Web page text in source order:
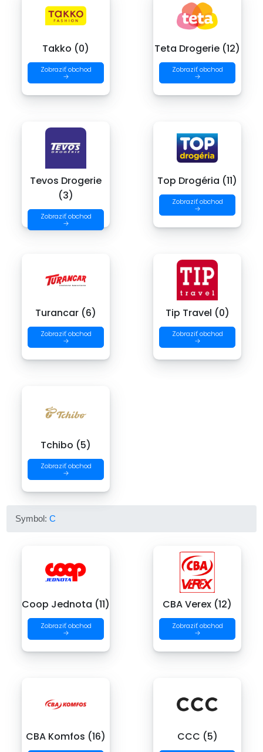
Takko (0)
Zobraziť obchod
→
Teta Drogerie (12)
Zobraziť obchod
→
Tevos Drogerie
(3)
Zobraziť obchod
→
Top Drogéria (11)
Zobraziť obchod
→
Turancar (6)
Zobraziť obchod
→
Tip Travel (0)
Zobraziť obchod
→
Tchibo (5)
Zobraziť obchod
→
Symbol:C
Coop Jednota (11)
Zobraziť obchod
→
CBA Verex (12)
Zobraziť obchod
→
CBA Komfos (16) CCC (5)